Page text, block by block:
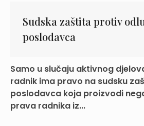
Sudska zaštita protiv
poslodavca
Samo u slučaju aktivnog
radnik ima pravo na sudsku
poslodavca koja proizvodi
prava radnika iz...